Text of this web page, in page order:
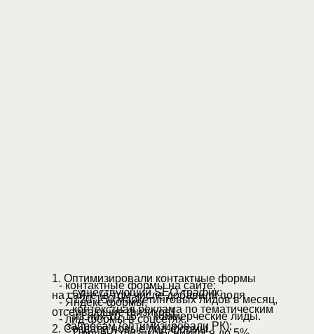
1. Оптимизировали контактные формы
на сайте (в том числе добавили поля
отсеивающие физиков).
2. Создали новые лид-формы.
- контактные формы на сайте;
- Яндекс-формы;
- лид-формы в соцсетях.
- существующий SEO-трафик;
- контекстная реклама по тематическим
запросам (оптимизировали РК);
120-150 маркетинговых лидов в месяц,
из них 10-15 — коммерческие лиды.